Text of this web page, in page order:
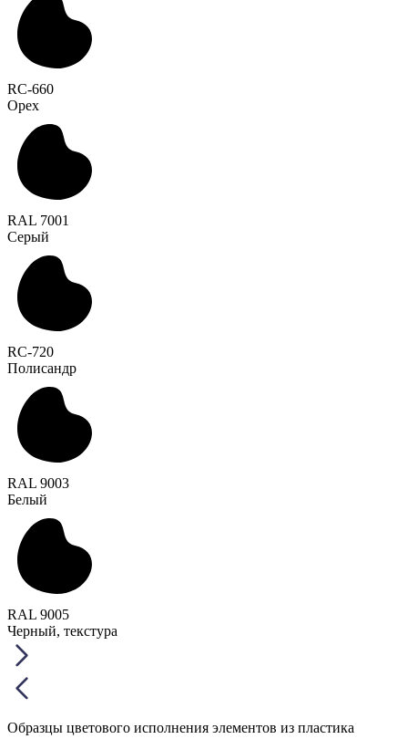
RC-660
Орех
RAL 7001
Серый
RC-720
Полисандр
RAL 9003
Белый
RAL 9005
Черный, текстура
Образцы цветового исполнения элементов из пластика